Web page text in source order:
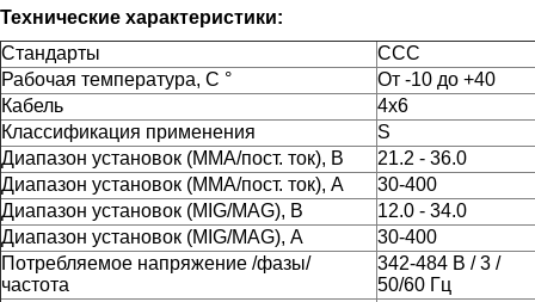
Технические характеристики:
Стандарты
CCC
Рабочая температура, С °
От -10 до +40
Кабель
4х6
Классификация применения
S
Диапазон установок (MMA/пост. ток), В
21.2 - 36.0
Диапазон установок (MMA/пост. ток), A
30-400
Диапазон установок (MIG/MAG), В
12.0 - 34.0
Диапазон установок (MIG/MAG), A
30-400
Потребляемое напряжение /фазы/
частота
342-484 В / 3 /
50/60 Гц